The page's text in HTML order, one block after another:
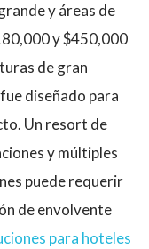
y áreas de
y $450,000
de gran
diseñado para
Un resort de
y múltiples
puede requerir
de envolvente
para hoteles